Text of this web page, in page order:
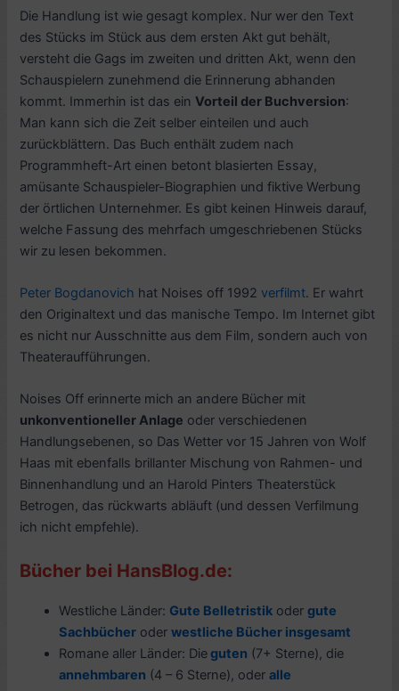
Die Handlung ist wie gesagt komplex. Nur wer den Text
des Stücks im Stück aus dem ersten Akt gut behält,
versteht die Gags im zweiten und dritten Akt, wenn den
Schauspielern zunehmend die Erinnerung abhanden
kommt. Immerhin ist das ein Vorteil der Buchversion:
Man kann sich die Zeit selber einteilen und auch
zurückblättern. Das Buch enthält zudem nach
Programmheft-Art einen betont blasierten Essay,
amüsante Schauspieler-Biographien und fiktive Werbung
der örtlichen Unternehmer. Es gibt keinen Hinweis darauf,
welche Fassung des mehrfach umgeschriebenen Stücks
wir zu lesen bekommen.
Peter Bogdanovich hat Noises off 1992verfilmt. Er wahrt
den Originaltext und das manische Tempo. Im Internet gibt
es nicht nur Ausschnitte aus dem Film, sondern auch von
Theateraufführungen.
Noises Off erinnerte mich an andere Bücher mit
unkonventioneller Anlage oder verschiedenen
Handlungsebenen, so Das Wetter vor 15 Jahren von Wolf
Haas mit ebenfalls brillanter Mischung von Rahmen- und
Binnenhandlung und an Harold Pinters Theaterstück
Betrogen, das rückwarts abläuft (und dessen Verfilmung
ich nicht empfehle).
Bücher bei HansBlog.de:
Westliche Länder: Gute Belletristik odergute
Sachbücher oderwestliche Bücher insgesamt
Romane aller Länder: Dieguten (7+ Sterne), die
annehmbaren (4 – 6 Sterne), oderalle